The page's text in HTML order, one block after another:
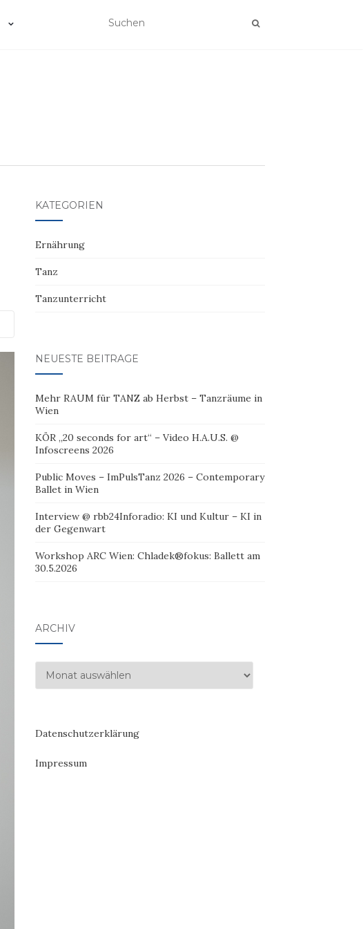
KATEGORIEN
Ernährung
Tanz
Tanzunterricht
NEUESTE BEITRÄGE
Mehr RAUM für TANZ ab Herbst – Tanzräume in
Wien
KÖR „20 seconds for art“ – Video H.A.U.S. @
Infoscreens 2026
Public Moves – ImPulsTanz 2026 – Contemporary
Ballet in Wien
Interview @ rbb24Inforadio: KI und Kultur – KI in
der Gegenwart
Workshop ARC Wien: Chladek®fokus: Ballett am
30.5.2026
ARCHIV
Archiv
Datenschutzerklärung
Impressum